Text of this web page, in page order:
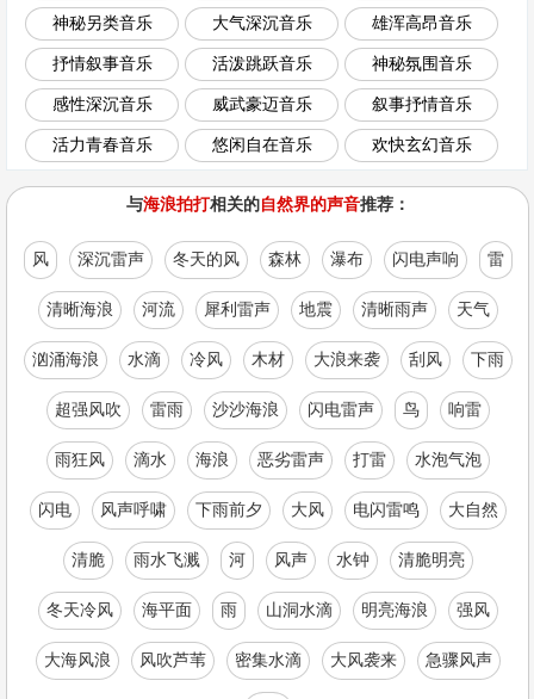
神秘另类音乐 大气深沉音乐 雄浑高昂音乐
抒情叙事音乐 活泼跳跃音乐 神秘氛围音乐
感性深沉音乐 威武豪迈音乐 叙事抒情音乐
活力青春音乐 悠闲自在音乐 欢快玄幻音乐
与海浪拍打相关的自然界的声音推荐：
风 深沉雷声 冬天的风 森林 瀑布 闪电声响 雷
清晰海浪 河流 犀利雷声 地震 清晰雨声 天气
汹涌海浪 水滴 冷风 木材 大浪来袭 刮风 下雨
超强风吹 雷雨 沙沙海浪 闪电雷声 鸟 响雷
雨狂风 滴水 海浪 恶劣雷声 打雷 水泡气泡
闪电 风声呼啸 下雨前夕 大风 电闪雷鸣 大自然
清脆 雨水飞溅 河 风声 水钟 清脆明亮
冬天冷风 海平面 雨 山洞水滴 明亮海浪 强风
大海风浪 风吹芦苇 密集水滴 大风袭来 急骤风声